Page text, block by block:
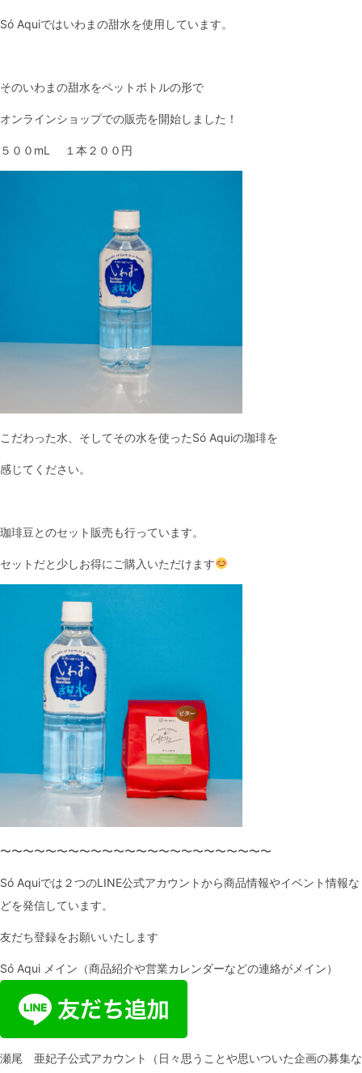
Só Aquiではいわまの甜水を使用しています。
そのいわまの甜水をペットボトルの形で
オンラインショップでの販売を開始しました！
５００mL １本２００円
こだわった水、そしてその水を使ったSó Aquiの珈琲を
感じてください。
珈琲豆とのセット販売も行っています。
セットだと少しお得にご購入いただけます
〜〜〜〜〜〜〜〜〜〜〜〜〜〜〜〜〜〜〜〜〜〜〜〜
Só Aquiでは２つのLINE公式アカウントから商品情報やイベント情報な
どを発信しています。
友だち登録をお願いいたします
Só Aqui メイン（商品紹介や営業カレンダーなどの連絡がメイン）
瀬尾 亜妃子公式アカウント（日々思うことや思いついた企画の募集な